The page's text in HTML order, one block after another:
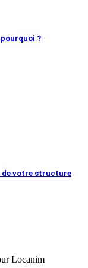
?
votre structure
Locanim